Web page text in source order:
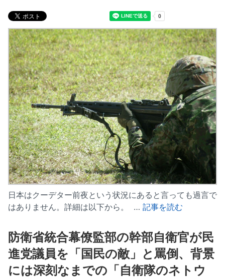
日本はクーデター前夜という状況にあると言っても過言で
はありません。詳細は以下から。 … 記事を読む
防衛省統合幕僚監部の幹部自衛官が民
進党議員を「国民の敵」と罵倒、背景
には深刻なまでの「自衛隊のネトウ